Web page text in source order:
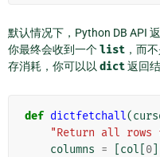
默认情况下，Python DB API
你最终会收到一个list ，而
存消耗，你可以以 dict返回
def dictfetchall(
"Return all rows
columns = col 0